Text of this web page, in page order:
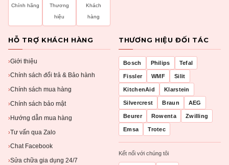
Chính hãng
Thương
hiệu
Khách
hàng
HỖ TRỢ KHÁCH HÀNG
›Giới thiệu
›Chính sách đổi trả & Bảo hành
›Chính sách mua hàng
›Chính sách bảo mật
›Hướng dẫn mua hàng
›Tư vấn qua Zalo
›Chat Facebook
›Sửa chữa gia dụng 24/7
THƯƠNG HIỆU ĐỐI TÁC
Bosch Philips Tefal
Fissler WMF Silit
KitchenAid Klarstein
Silvercrest Braun AEG
Beurer Rowenta Zwilling
Emsa Trotec
Kết nối với chúng tôi